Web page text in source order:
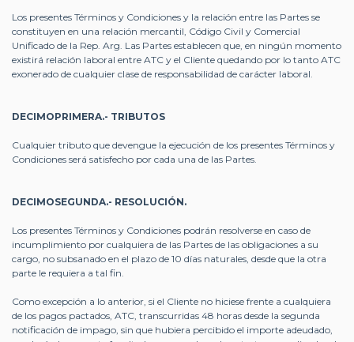
Los presentes Términos y Condiciones y la relación entre las Partes se
constituyen en una relación mercantil, Código Civil y Comercial
Unificado de la Rep. Arg. Las Partes establecen que, en ningún momento
existirá relación laboral entre ATC y el Cliente quedando por lo tanto ATC
exonerado de cualquier clase de responsabilidad de carácter laboral.
DECIMOPRIMERA.- TRIBUTOS
Cualquier tributo que devengue la ejecución de los presentes Términos y
Condiciones será satisfecho por cada una de las Partes.
DECIMOSEGUNDA.- RESOLUCIÓN.
Los presentes Términos y Condiciones podrán resolverse en caso de
incumplimiento por cualquiera de las Partes de las obligaciones a su
cargo, no subsanado en el plazo de 10 días naturales, desde que la otra
parte le requiera a tal fin.
Como excepción a lo anterior, si el Cliente no hiciese frente a cualquiera
de los pagos pactados, ATC, transcurridas 48 horas desde la segunda
notificación de impago, sin que hubiera percibido el importe adeudado,